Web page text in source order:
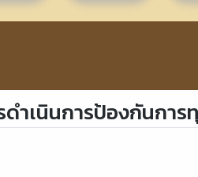
ำเนินการป้องกันการ